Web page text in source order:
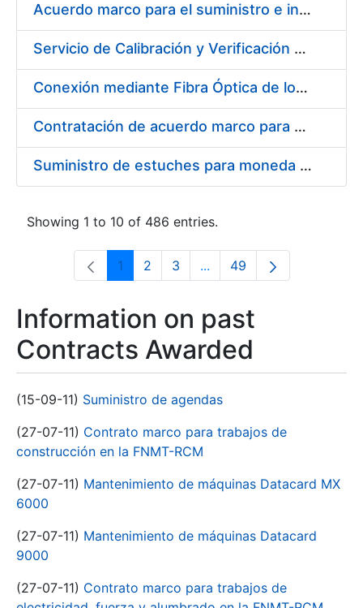
Acuerdo marco para el suministro e instalación de persianas, estores y otros complementos
Servicio de Calibración y Verificación Externa de los Equipos de Medición del Servicio de Prevención de la FNMT-RCM
Conexión mediante Fibra Óptica de los Centros de Proceso de Datos (CPDs) de las sedes de la FNMT-RCM de Burgos y Madrid
Contratación de acuerdo marco para el Suministro de Material de Electricidad para la Fábrica Nacional de Moneda y Timbre-Real Casa de la Moneda en su centro de trabajo de Burgos
Suministro de estuches para moneda de 30 €
Showing 1 to 10 of 486 entries.
Page
1 Page
2 Page
3 ...Intermediate Pages Use
Page
49
Information on past
Contracts Awarded
(15-09-11) Suministro de agendas
(27-07-11) Contrato marco para trabajos de
construcción en la FNMT-RCM
(27-07-11) Mantenimiento de máquinas Datacard MX
6000
(27-07-11) Mantenimiento de máquinas Datacard
9000
(27-07-11) Contrato marco para trabajos de